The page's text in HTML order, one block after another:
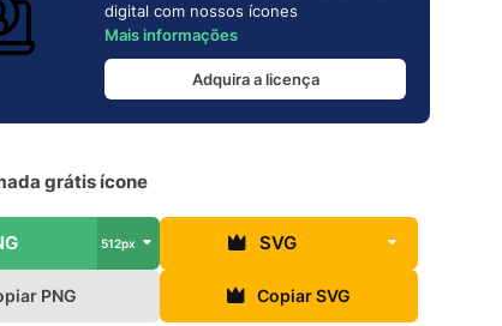
digital com nossos ícones
Mais informações
Adquira a licença
grátis ícone
512px SVG
PNG Copiar SVG